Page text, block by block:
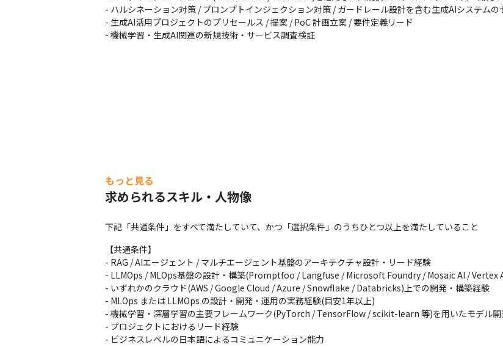
- ハルシネーション対策 / プロンプトインジェクション対策 / ガードレール設計を含む生成AIシステム
- 生成AI活用プロジェクトのプリセールス / 提案 / PoC 計画立案 / 要件定義リード
- 機械学習・生成AI関連の新規技術・サービス調査検証
もっと見る
求められるスキル・人物像
下記「共通条件」をすべて満たしていて、かつ「選択条件」のうちひとつ以上を満たしていること
【共通条件】
- RAG / AIエージェント / マルチエージェント基盤のアーキテクチャ設計・リード経験
- LLMOps / MLOps基盤の設計・構築(Promptfoo / Langfuse / Microsoft Foundry / Mosaic AI / Vertex
- いずれかのクラウド(AWS / Google Cloud / Azure / Snowflake / Databricks)上での開発・構築経験
- MLOps または LLMOps の設計・開発・運用の実務経験(目安1年以上)
- 機械学習・深層学習の主要フレームワーク(PyTorch / TensorFlow / scikit-learn 等)を用いたモデル開
- プロジェクトにおけるリード経験
- ビジネスレベルの日本語によるコミュニケーション能力